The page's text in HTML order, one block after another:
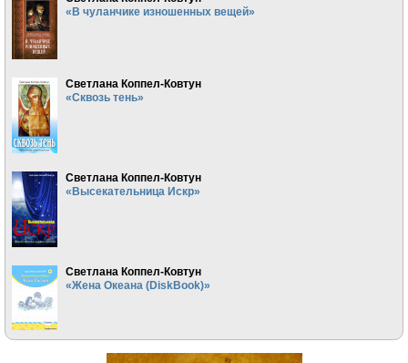
«В чуланчике изношенных вещей»
Светлана Коппел-Ковтун
«Сквозь тень»
Светлана Коппел-Ковтун
«Высекательница Искр»
Светлана Коппел-Ковтун
«Жена Океана (DiskBook)»